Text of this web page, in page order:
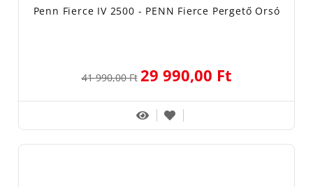
Penn Fierce IV 2500 - PENN Fierce Pergető Orsó
41 990,00 Ft 29 990,00 Ft